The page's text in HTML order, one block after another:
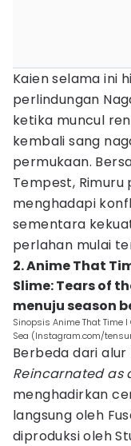
Kaien selama ini
perlindungan
ketika muncul
kembali sang
permukaan.
Tempest, Rimuru
menghadapi
sementara
perlahan mulai
2. Anime That
Slime: Tears of
menuju season
Sinopsis Anime That Time
Sea (Instagram.com/
Berbeda dari alur
Reincarnated as
menghadirkan
langsung oleh
diproduksi oleh